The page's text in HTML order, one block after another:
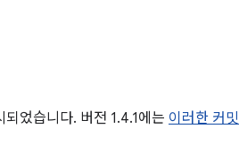
되었습니다. 버전 1.4.1에는 이러한 커밋